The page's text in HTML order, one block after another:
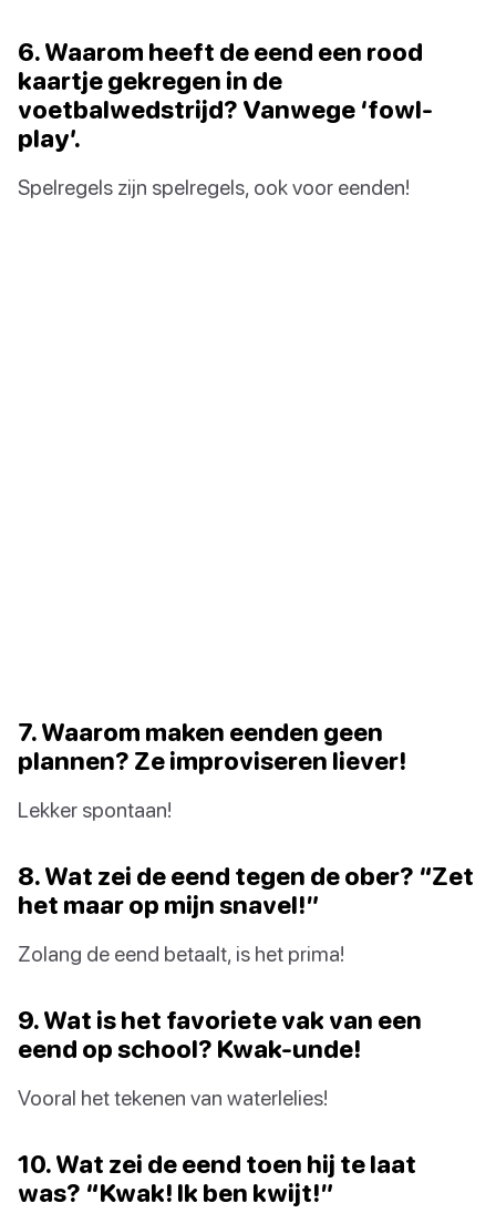
6. Waarom heeft de eend een rood
kaartje gekregen in de
voetbalwedstrijd? Vanwege ‘fowl-
play’.
Spelregels zijn spelregels, ook voor eenden!
7. Waarom maken eenden geen
plannen? Ze improviseren liever!
Lekker spontaan!
8. Wat zei de eend tegen de ober? “Zet
het maar op mijn snavel!”
Zolang de eend betaalt, is het prima!
9. Wat is het favoriete vak van een
eend op school? Kwak-unde!
Vooral het tekenen van waterlelies!
10. Wat zei de eend toen hij te laat
was? “Kwak! Ik ben kwijt!”